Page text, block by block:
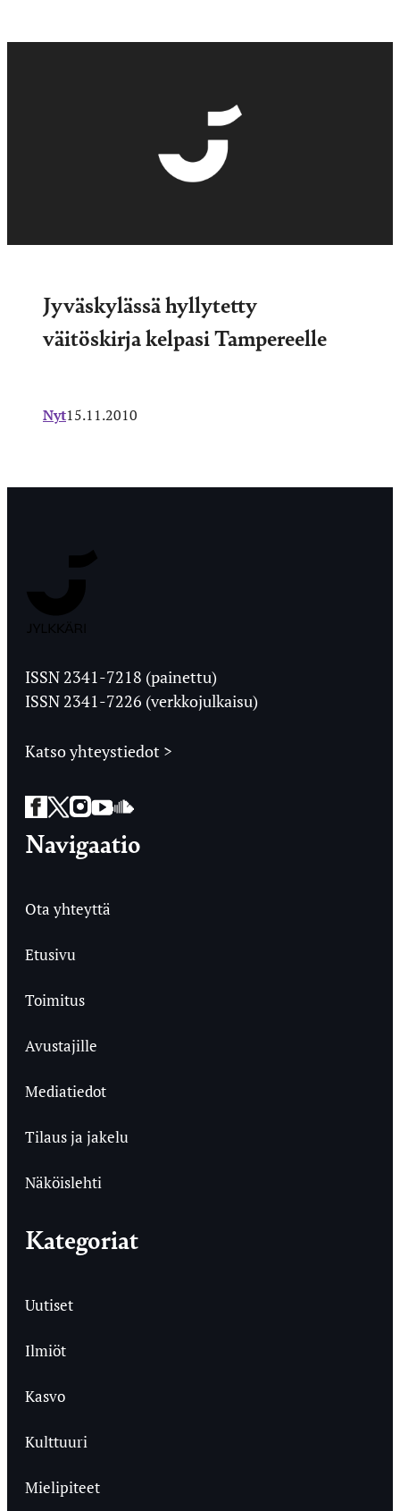
Jyväskylässä hyllytetty
väitöskirja kelpasi Tampereelle
Nyt15.11.2010
Ylioppilaslehti
ISSN 2341-7218 (painettu)
ISSN 2341-7226 (verkkojulkaisu)
Katso yhteystiedot >
Facebook
Twitter
Instagram
YouTube
SoundCloud
Navigaatio
Ota yhteyttä
Etusivu
Toimitus
Avustajille
Mediatiedot
Tilaus ja jakelu
Näköislehti
Kategoriat
Uutiset
Ilmiöt
Kasvo
Kulttuuri
Mielipiteet